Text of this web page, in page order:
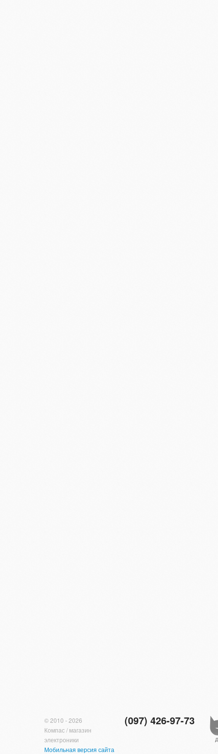
© 2010 - 2026
Компас / магазин
электроники
Мобильная версия сайта
(097) 426-97-73